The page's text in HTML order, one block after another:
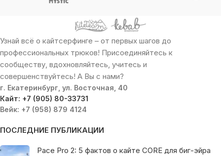
Узнай всё о кайтсерфинге – от первых шагов до
профессиональных трюков! Присоединяйтесь к
сообществу, вдохновляйтесь, учитесь и
совершенствуйтесь! А Вы с нами?
г. Екатеринбург, ул. Восточная, 40
Кайт: +7 (905) 80-33731
Вейк: +7 (958) 879 4124
ПОСЛЕДНИЕ ПУБЛИКАЦИИ
Pace Pro 2: 5 фактов о кайте CORE для биг-эйра